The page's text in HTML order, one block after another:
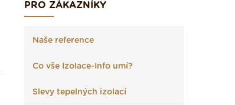
PRO ZÁKAZNÍKY
Naše reference
Co vše Izolace-Info umí?
Slevy tepelných izolací